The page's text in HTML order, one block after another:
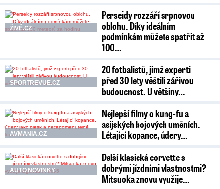
ŽIVĚ.CZ
Perseidy rozzáří srpnovou
oblohu. Díky ideálním
podmínkám můžete spatřit až
100…
SPORTREVUE.CZ
20 fotbalistů, jimž experti
před 30 lety věštili zářivou
budoucnost. U většiny…
AVMANIA.CZ
Nejlepší filmy o kung-fu a
asijských bojových uměních.
Létající kopance, údery…
AUTO NOVINKY
Další klasická corvette s
dobrými jízdními vlastnostmi?
Mitsuoka znovu využije…